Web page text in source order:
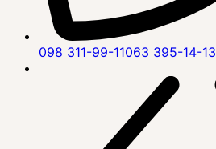
098 311-99-11063 395-14-13